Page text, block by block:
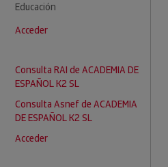
Educación
Acceder
Consulta RAI de ACADEMIA DE
ESPAÑOL K2 SL
Consulta Asnef de ACADEMIA
DE ESPAÑOL K2 SL
Acceder